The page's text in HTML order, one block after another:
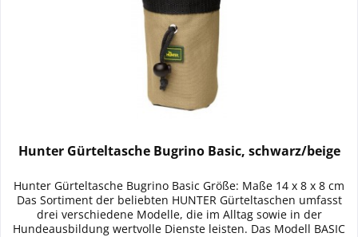
Hunter Gürteltasche Bugrino Basic, schwarz/beige
Hunter Gürteltasche Bugrino Basic Größe: Maße 14 x 8 x 8 cm
Das Sortiment der beliebten HUNTER Gürteltaschen umfasst
drei verschiedene Modelle, die im Alltag sowie in der
Hundeausbildung wertvolle Dienste leisten. Das Modell BASIC